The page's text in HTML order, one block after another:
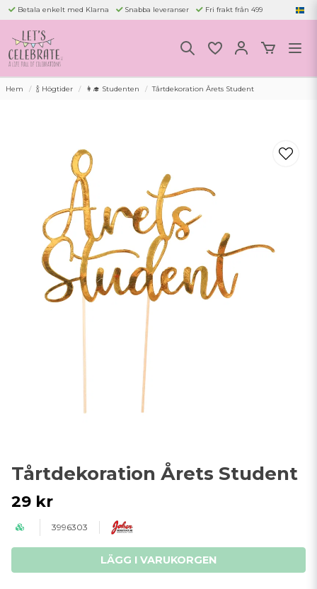
Betala enkelt med Klarna Snabba leveranser Fri frakt från 499
Hem 🍾 Högtider 👩‍🎓 Studenten Tårtdekoration Årets Student
Tårtdekoration Årets Student
29 kr
3996303
LÄGG I VARUKORGEN